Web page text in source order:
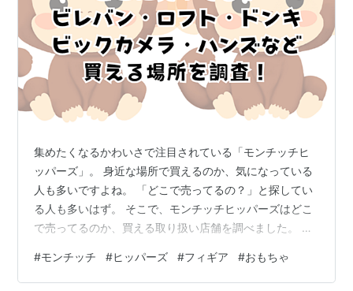
集めたくなるかわいさで注目されている「モンチッチヒ
ッパーズ」。 身近な場所で買えるのか、気になっている
人も多いですよね。 「どこで売ってるの？」と探してい
る人も多いはず。 そこで、モンチッチヒッパーズはどこ
で売ってるのか、買える取り扱い店舗を調べました。 販
り扱いあり ドンキ 店舗による△ ビックカメラハンズ
R.O.U 取り扱いあり 通販Amazon楽天など 販売あり在庫
#モンチッチ #ヒッパーズ #フィギア #おもちゃ